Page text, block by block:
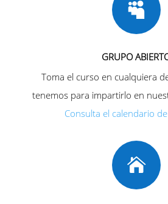

GRUPO
Toma el curso en cualquiera
tenemos para impartirlo en
Consulta el calendario
